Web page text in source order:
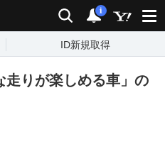
検索 通知
i
ID新規取得
走りが楽しめる車」の